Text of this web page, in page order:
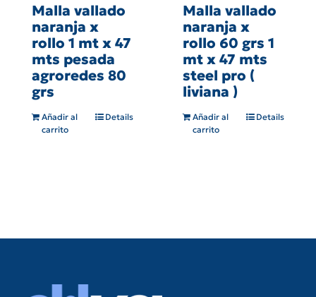
Malla vallado
naranja x
rollo 1 mt x 47
mts pesada
agroredes 80
grs
Añadir al
carrito
Details
Malla vallado
naranja x
rollo 60 grs 1
mt x 47 mts
steel pro (
liviana )
Añadir al
carrito
Details